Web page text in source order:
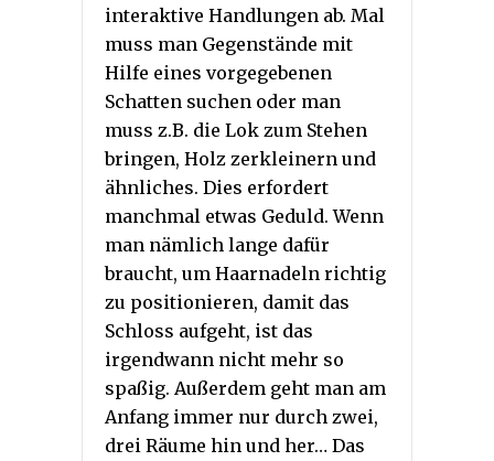
interaktive Handlungen ab. Mal
muss man Gegenstände mit
Hilfe eines vorgegebenen
Schatten suchen oder man
muss z.B. die Lok zum Stehen
bringen, Holz zerkleinern und
ähnliches. Dies erfordert
manchmal etwas Geduld. Wenn
man nämlich lange dafür
braucht, um Haarnadeln richtig
zu positionieren, damit das
Schloss aufgeht, ist das
irgendwann nicht mehr so
spaßig. Außerdem geht man am
Anfang immer nur durch zwei,
drei Räume hin und her… Das